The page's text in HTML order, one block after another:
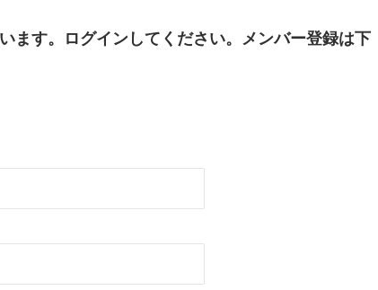
ます。ログインしてください。メンバー登録は下